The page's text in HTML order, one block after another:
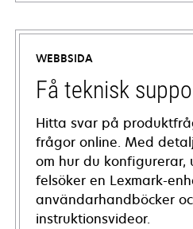
WEBBSIDA
Få teknisk
Hitta svar på
frågor online. Med
om hur du konfigurerar,
felsöker en Lexmark-
användarhandböcker
instruktionsvideor.